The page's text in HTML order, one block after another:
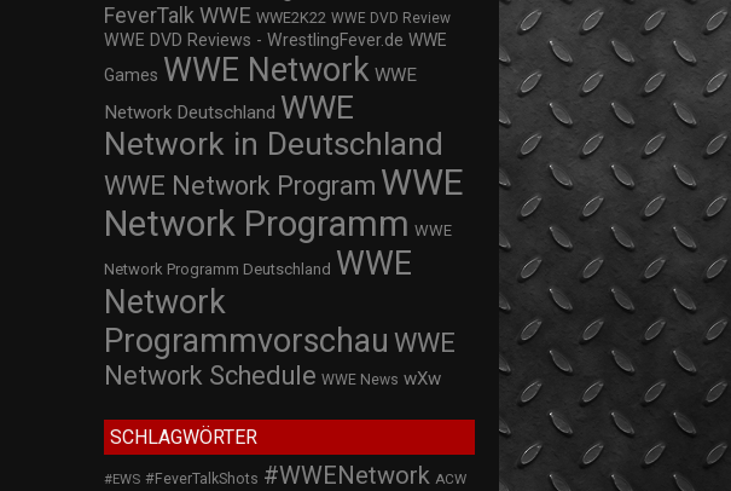
FeverTalk WWE WWE2K22 WWE DVD Review
WWE DVD Reviews - WrestlingFever.de WWE
Games WWE Network WWE
Network Deutschland WWE
Network in Deutschland
WWE Network Program WWE
Network Programm WWE
Network Programm Deutschland WWE
Network
Programmvorschau WWE
Network Schedule WWE News wXw
SCHLAGWÖRTER
#EWS #FeverTalkShots #WWENetwork ACW